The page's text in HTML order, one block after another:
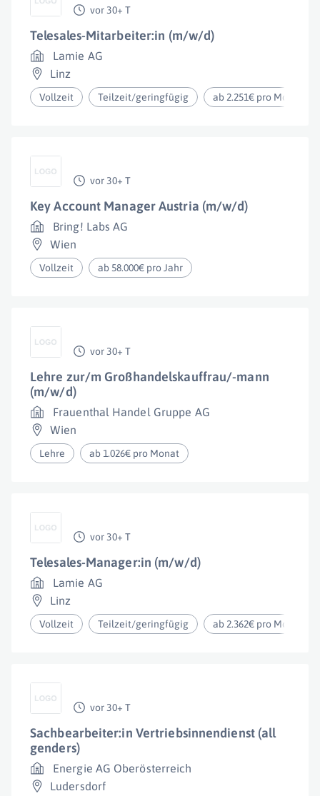
vor 30+ T
Telesales-Mitarbeiter:in (m/w/d)
Lamie AG
Linz
Vollzeit Teilzeit/geringfügig ab 2.251€ pro Monat
vor 30+ T
Key Account Manager Austria (m/w/d)
Bring! Labs AG
Wien
Vollzeit ab 58.000€ pro Jahr
vor 30+ T
Lehre zur/m Großhandelskauffrau/-mann
(m/w/d)
Frauenthal Handel Gruppe AG
Wien
Lehre ab 1.026€ pro Monat
vor 30+ T
Telesales-Manager:in (m/w/d)
Lamie AG
Linz
Vollzeit Teilzeit/geringfügig ab 2.362€ pro Monat
vor 30+ T
Sachbearbeiter:in Vertriebsinnendienst (all
genders)
Energie AG Oberösterreich
Ludersdorf